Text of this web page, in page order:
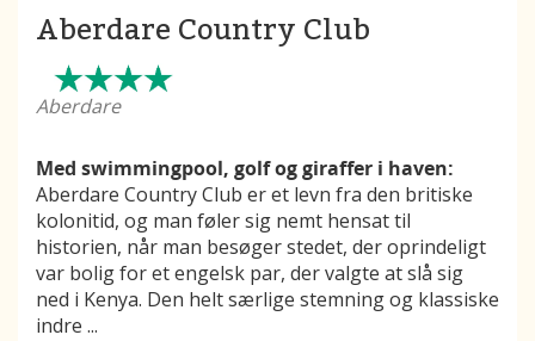
Aberdare Country Club
Aberdare
Med swimmingpool, golf og giraffer i haven:
Aberdare Country Club er et levn fra den britiske
kolonitid, og man føler sig nemt hensat til
historien, når man besøger stedet, der oprindeligt
var bolig for et engelsk par, der valgte at slå sig
ned i Kenya. Den helt særlige stemning og klassiske
indre ...